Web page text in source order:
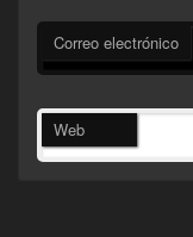
Correo electrónico
Web